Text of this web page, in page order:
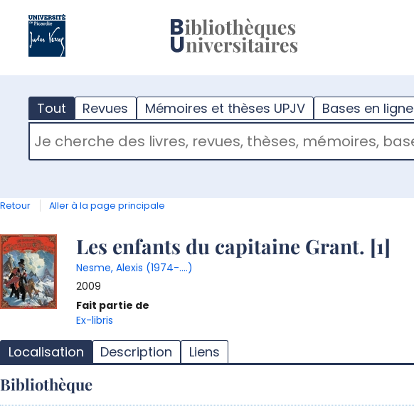
Tout Revues Mémoires et thèses UPJV Bases en ligne
RECHERCHER DANS "TOUT"
Retour Aller à la page principale
Détail
document
Les enfants du capitaine Grant. [1]
Nesme, Alexis (1974-....)
2009
Fait partie de
Ex-libris
Localisation Description Liens
Bibliothèque